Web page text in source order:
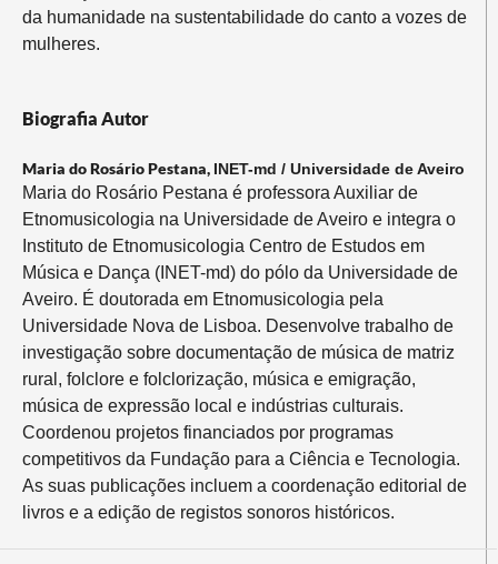
da humanidade na sustentabilidade do canto a vozes de
mulheres.
Biografia Autor
Maria do Rosário Pestana, INET-md / Universidade de Aveiro
Maria do Rosário Pestana é professora Auxiliar de
Etnomusicologia na Universidade de Aveiro e integra o
Instituto de Etnomusicologia Centro de Estudos em
Música e Dança (INET-md) do pólo da Universidade de
Aveiro. É doutorada em Etnomusicologia pela
Universidade Nova de Lisboa. Desenvolve trabalho de
investigação sobre documentação de música de matriz
rural, folclore e folclorização, música e emigração,
música de expressão local e indústrias culturais.
Coordenou projetos financiados por programas
competitivos da Fundação para a Ciência e Tecnologia.
As suas publicações incluem a coordenação editorial de
livros e a edição de registos sonoros históricos.